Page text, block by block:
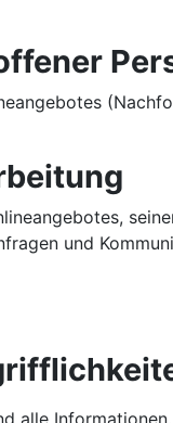
und
alle